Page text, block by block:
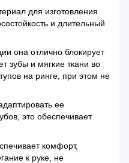
для изготовления
и длительный
она отлично блокирует
зубы и мягкие ткани во
на ринге, при этом не
ее
это обеспечивает
комфорт,
к руке, не